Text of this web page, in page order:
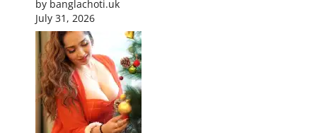
by banglachoti.uk
July 31, 2026